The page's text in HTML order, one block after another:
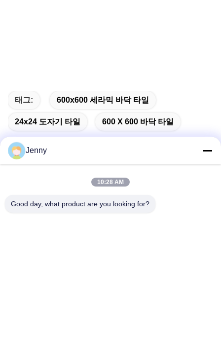
태그: 600x600 세라믹 바닥 타일
24x24 도자기 타일 600 X 600 바닥 타일
주소
Jenny
10:28 AM
Good day, what product are you looking for?